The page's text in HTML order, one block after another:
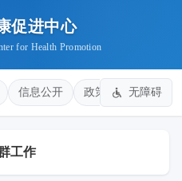
促进中心
for Health Promotion
信息公开 政策法规 健康
无障碍
工作